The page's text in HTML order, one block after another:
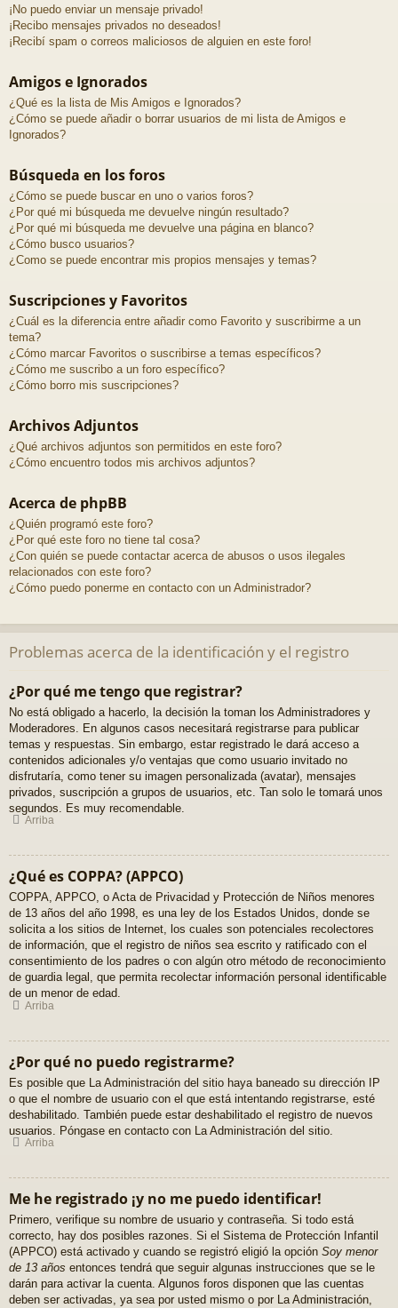
¡No puedo enviar un mensaje privado!
¡Recibo mensajes privados no deseados!
¡Recibí spam o correos maliciosos de alguien en este foro!
Amigos e Ignorados
¿Qué es la lista de Mis Amigos e Ignorados?
¿Cómo se puede añadir o borrar usuarios de mi lista de Amigos e
Ignorados?
Búsqueda en los foros
¿Cómo se puede buscar en uno o varios foros?
¿Por qué mi búsqueda me devuelve ningún resultado?
¿Por qué mi búsqueda me devuelve una página en blanco?
¿Cómo busco usuarios?
¿Como se puede encontrar mis propios mensajes y temas?
Suscripciones y Favoritos
¿Cuál es la diferencia entre añadir como Favorito y suscribirme a un
tema?
¿Cómo marcar Favoritos o suscribirse a temas específicos?
¿Cómo me suscribo a un foro específico?
¿Cómo borro mis suscripciones?
Archivos Adjuntos
¿Qué archivos adjuntos son permitidos en este foro?
¿Cómo encuentro todos mis archivos adjuntos?
Acerca de phpBB
¿Quién programó este foro?
¿Por qué este foro no tiene tal cosa?
¿Con quién se puede contactar acerca de abusos o usos ilegales
relacionados con este foro?
¿Cómo puedo ponerme en contacto con un Administrador?
Problemas acerca de la identificación y el registro
¿Por qué me tengo que registrar?
No está obligado a hacerlo, la decisión la toman los Administradores y
Moderadores. En algunos casos necesitará registrarse para publicar
temas y respuestas. Sin embargo, estar registrado le dará acceso a
contenidos adicionales y/o ventajas que como usuario invitado no
disfrutaría, como tener su imagen personalizada (avatar), mensajes
privados, suscripción a grupos de usuarios, etc. Tan solo le tomará unos
segundos. Es muy recomendable.
Arriba
¿Qué es COPPA? (APPCO)
COPPA, APPCO, o Acta de Privacidad y Protección de Niños menores
de 13 años del año 1998, es una ley de los Estados Unidos, donde se
solicita a los sitios de Internet, los cuales son potenciales recolectores
de información, que el registro de niños sea escrito y ratificado con el
consentimiento de los padres o con algún otro método de reconocimiento
de guardia legal, que permita recolectar información personal identificable
de un menor de edad.
Arriba
¿Por qué no puedo registrarme?
Es posible que La Administración del sitio haya baneado su dirección IP
o que el nombre de usuario con el que está intentando registrarse, esté
deshabilitado. También puede estar deshabilitado el registro de nuevos
usuarios. Póngase en contacto con La Administración del sitio.
Arriba
Me he registrado ¡y no me puedo identificar!
Primero, verifique su nombre de usuario y contraseña. Si todo está
correcto, hay dos posibles razones. Si el Sistema de Protección Infantil
(APPCO) está activado y cuando se registró eligió la opción Soy menor
de 13 años entonces tendrá que seguir algunas instrucciones que se le
darán para activar la cuenta. Algunos foros disponen que las cuentas
deben ser activadas, ya sea por usted mismo o por La Administración,